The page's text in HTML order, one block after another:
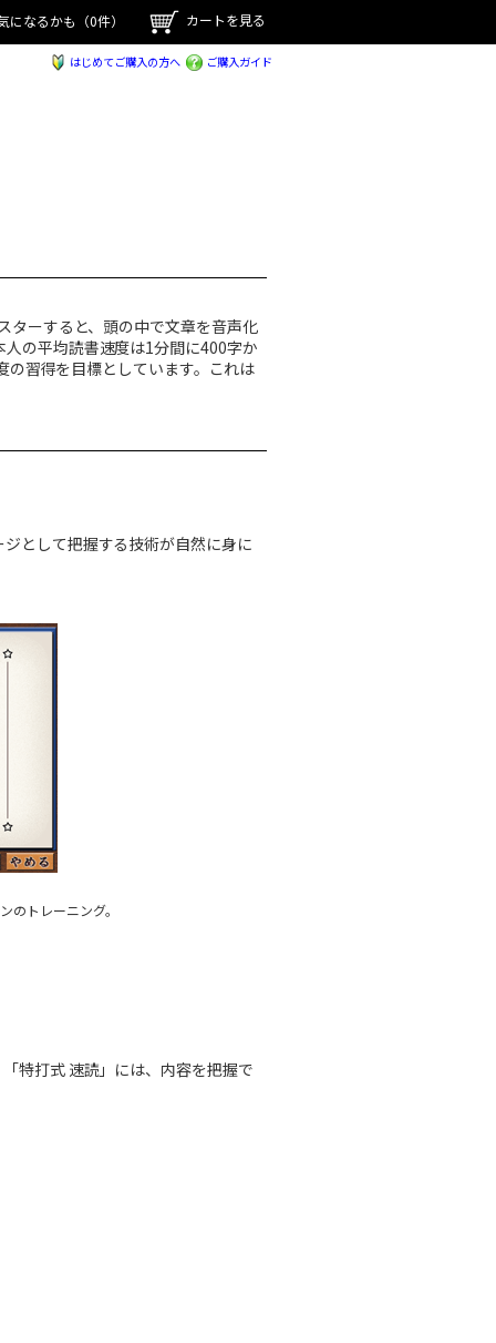
カートを見る
になるかも （0件）
はじめてご購入の方へ ご購入ガイド
ターすると、頭の中で文章を音声化
の平均読書速度は1分間に400字か
習得を目標としています。これは
として把握する技術が自然に身に
のトレーニング。
特打式 速読」には、内容を把握で